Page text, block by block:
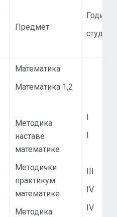
Предмет
Година
студија
Математика
Математика 1,2
Методика
наставе
математике
Методички
практикум
математике
Методика
I
I
III
IV
IV